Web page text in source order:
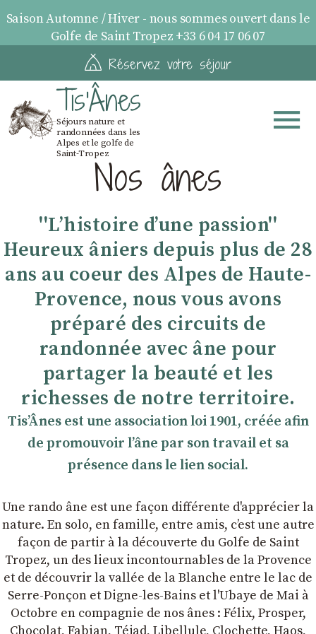
Saison Automne / Hiver - nous sommes ouvert dans le
Golfe de Saint Tropez +33 6 04 17 06 07
Réservez votre séjour
Tis'Ânes
Séjours nature et
randonnées dans les
Alpes et le golfe de
Saint-TropezNos ânes
''Lʼhistoire dʼune passion''
Heureux âniers depuis plus de 28
ans au coeur des Alpes de Haute-
Provence, nous vous avons
préparé des circuits de
randonnée avec âne pour
partager la beauté et les
richesses de notre territoire.
TisʼÂnes est une association loi 1901, créée afin
de promouvoir lʼâne par son travail et sa
présence dans le lien social.
Une rando âne est une façon différente d'apprécier la
nature. En solo, en famille, entre amis, cʼest une autre
façon de partir à la découverte du Golfe de Saint
Tropez, un des lieux incontournables de la Provence
et de découvrir la vallée de la Blanche entre le lac de
Serre-Ponçon et Digne-les-Bains et l'Ubaye de Mai à
Octobre en compagnie de nos ânes : Félix, Prosper,